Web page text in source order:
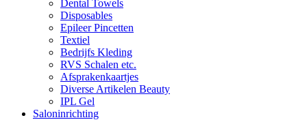
Dental Towels
Disposables
Epileer Pincetten
Textiel
Bedrijfs Kleding
RVS Schalen etc.
Afsprakenkaartjes
Diverse Artikelen Beauty
IPL Gel
Saloninrichting